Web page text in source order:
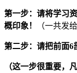
第一步：请将学习
概印象！
（一共发
第二步：请把前面6
（这一步很重要，